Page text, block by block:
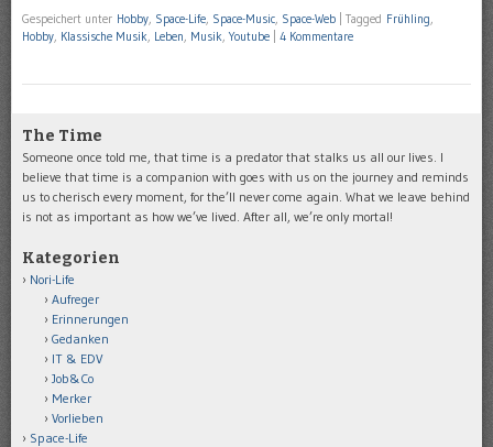
Gespeichert unter Hobby Space-Life Space-Music Space-Web Tagged Frühling
Hobby Klassische Musik Leben Musik ,Youtube 4 Kommentare
The Time
Someone once told me, that time is a predator that stalks us all our lives. I
believe that time is a companion with goes with us on the journey and reminds
us to cherisch every moment, for the’ll never come again. What we leave behind
is not as important as how we’ve lived. After all, we’re only mortal!
Kategorien
Nori-Life
Aufreger
Erinnerungen
Gedanken
IT & EDV
Job&Co
Merker
Vorlieben
Space-Life